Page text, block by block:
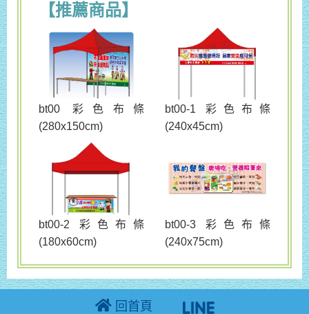
【推薦商品】
bt00 彩色布條
(280x150cm)
bt00-1 彩色布條
(240x45cm)
bt00-2 彩色布條
(180x60cm)
bt00-3 彩色布條
(240x75cm)
回首頁